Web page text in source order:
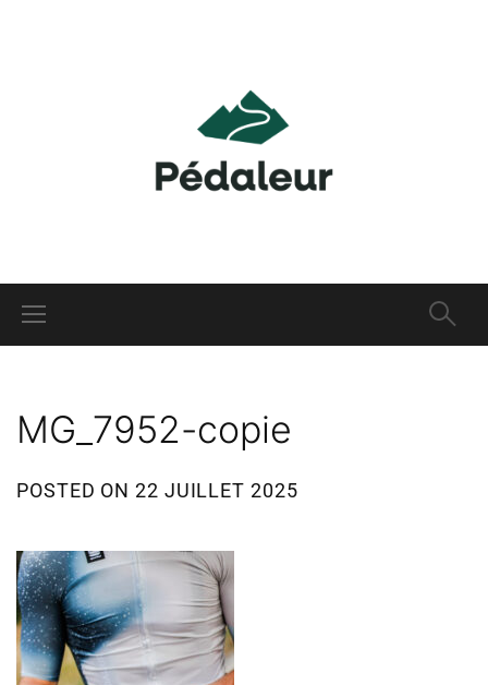
MG_7952-copie
POSTED ON22 JUILLET 2025